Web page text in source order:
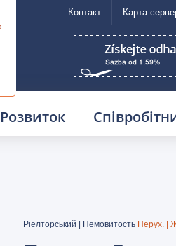
Карта
Контакт
Розвиток
Ріелторський | Немовитость Нерух. |